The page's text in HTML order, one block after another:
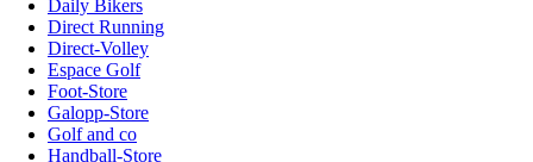
Daily Bikers
Direct Running
Direct-Volley
Espace Golf
Foot-Store
Galopp-Store
Golf and co
Handball-Store